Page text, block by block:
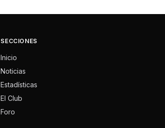
SECCIONES
Inicio
Noticias
Estadísticas
El Club
Foro